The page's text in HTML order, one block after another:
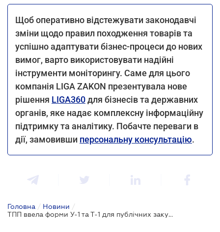
Щоб оперативно відстежувати законодавчі
зміни щодо правил походження товарів та
успішно адаптувати бізнес-процеси до нових
вимог, варто використовувати надійні
інструменти моніторингу. Саме для цього
компанія LIGA ZAKON презентувала нове
рішення LIGA360для бізнесів та державних
органів, яке надає комплексну інформаційну
підтримку та аналітику. Побачте переваги в
дії, замовивши персональну консультацію.
Головна / Новини /
ТПП ввела форми У-1 та Т-1 для публічних закупівель